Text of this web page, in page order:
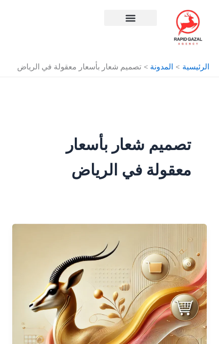
الرئيسية المدونة تصميم شعار بأسعار معقولة في الرياض
تصميم شعار بأسعار
معقولة في الرياض